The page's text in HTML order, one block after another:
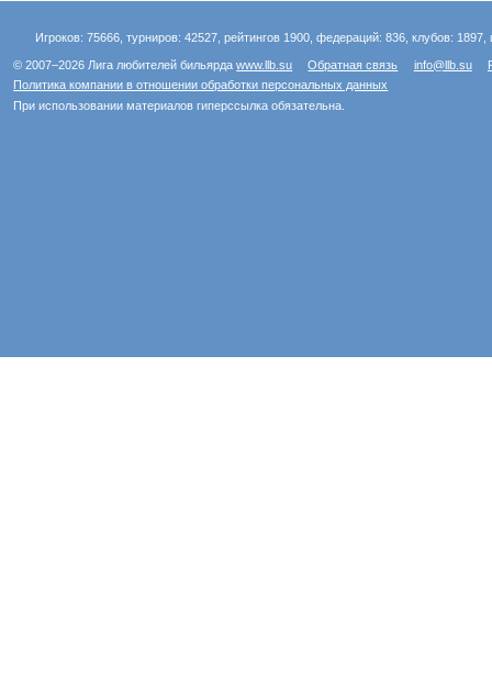
Игроков: 75666, турниров: 42527, рейтингов 1900, федераций: 836, клубов:
© 2007–2026 Лига любителей бильярдаwww.llb.su Обратная связь info@llb.su
Политика компании в отношении обработки персональных данных
При использовании материалов гиперссылка обязательна.